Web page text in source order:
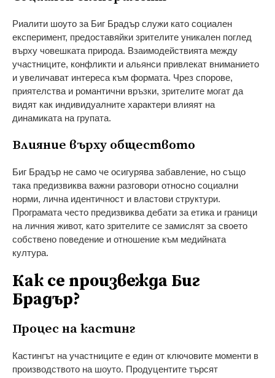
Риалити шоуто за Биг Брадър служи като социален
експеримент, предоставяйки зрителите уникален поглед
върху човешката природа. Взаимодействията между
участниците, конфликти и альянси привлекат вниманието
и увеличават интереса към формата. Чрез спорове,
приятелства и романтични връзки, зрителите могат да
видят как индивидуалните характери влияят на
динамиката на групата.
Влияние върху обществото
Биг Брадър не само че осигурява забавление, но също
така предизвиква важни разговори относно социални
норми, лична идентичност и властови структури.
Програмата често предизвиква дебати за етика и граници
на личния живот, като зрителите се замислят за своето
собствено поведение и отношение към медийната
култура.
Как се произвежда Биг
Брадър?
Процес на кастинг
Кастингът на участниците е един от ключовите моменти в
производството на шоуто. Продуцентите търсят